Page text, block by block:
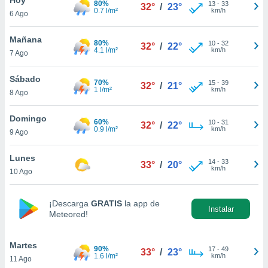
en
más
nuestra
de
aceptar
de
6 Ago
80%
0.7 l/m²
32° / 23° 13- 33
km/h
Mañana
7 Ago
80%
4.1 l/m²
32° / 22° 10- 32
km/h
Sábado
8 Ago
70%
1 l/m²
32° / 21° 15- 39
km/h
Domingo
9 Ago
60%
0.9 l/m²
32° / 22° 10- 31
km/h
Lunes
10 Ago
33° / 20° 14- 33
km/h
¡Descarga GRATIS la app de
Meteored!
Instalar
Martes
11 Ago
90%
1.6 l/m²
33° / 23° 17- 49
km/h